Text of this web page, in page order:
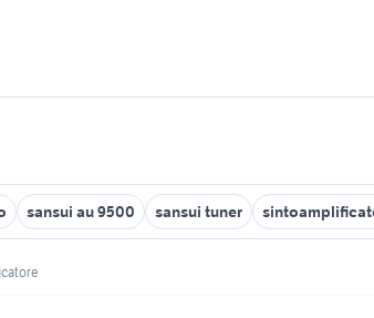
sansui au 9500 sansui tuner